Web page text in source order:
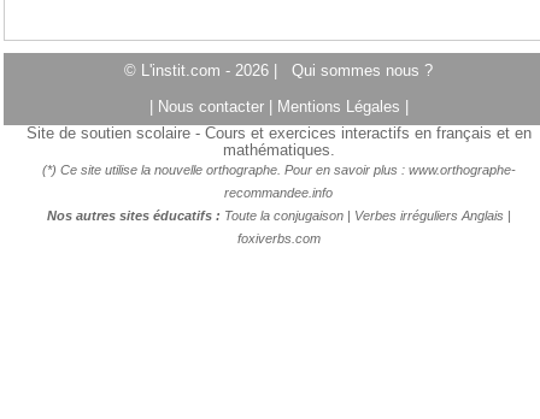
© L'instit.com - 2026 | Qui sommes nous ?
Nous contacter Mentions Légales
Site de soutien scolaire - Cours et exercices interactifs en français et en
mathématiques.
(*) Ce site utilise la nouvelle orthographe. Pour en savoir plus : www.orthographe-
recommandee.info
Nos autres sites éducatifs : Toute la conjugaison| Verbes irréguliers Anglais |
foxiverbs.com